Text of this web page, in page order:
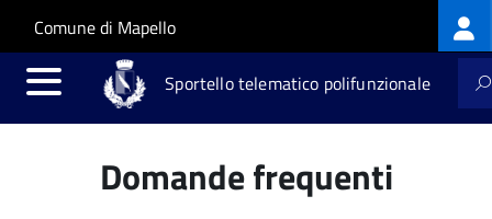
Salta al contenuto principale
Skip to site navigation
Comune di Mapello
Sportello telematico polifunzionale
Domande frequenti